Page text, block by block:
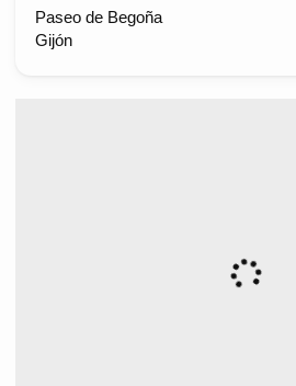
Paseo de Begoña
Gijón